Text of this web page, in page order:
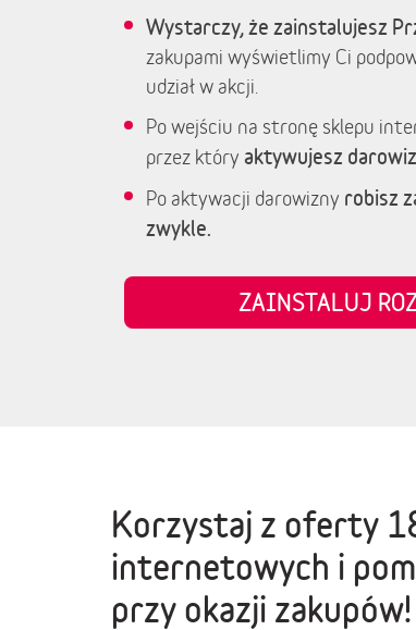
Wystarczy, że zainstalujesz
zakupami wyświetlimy Ci
udział w akcji.
Po wejściu na stronę sklepu
przez który aktywujesz
Po aktywacji darowizny robisz
zwykle.
ZAINSTALUJ
Korzystaj z oferty
internetowych i
przy okazji zakupów!